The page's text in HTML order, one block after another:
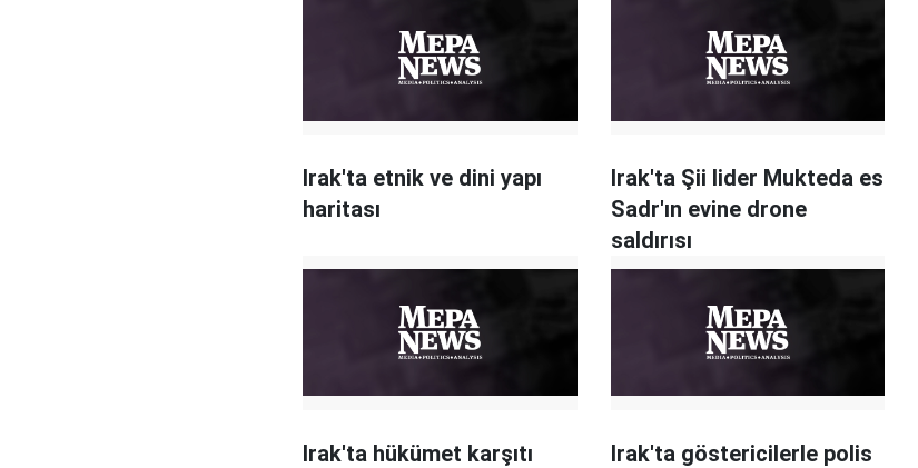
Irak'ta etnik ve dini yapı
haritası
Irak'ta Şii lider Mukteda es
Sadr'ın evine drone
saldırısı
Irak'ta hükümet karşıtı
Irak'ta göstericilerle polis